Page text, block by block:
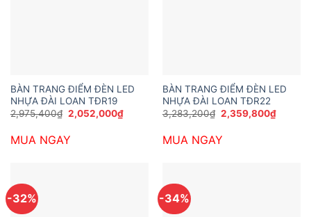
BÀN TRANG ĐIỂM ĐÈN LED
NHỰA ĐÀI LOAN TĐR19
2,975,400₫ Giá
gốc
2,975,400₫.
2,052,000₫Giá
hiện
MUA NGAY
BÀN TRANG ĐIỂM ĐÈN LED
NHỰA ĐÀI LOAN TĐR22
3,283,200₫ Giá
gốc
3,283,200₫.
2,359,800₫Giá
hiện
MUA NGAY
-32% -34%